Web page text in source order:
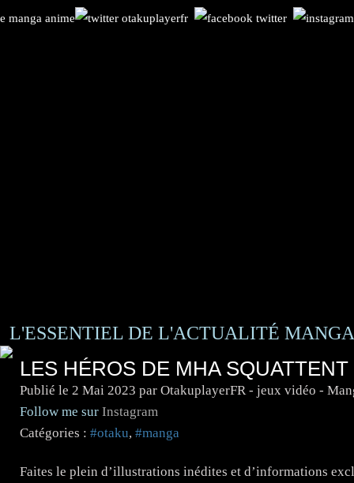
L'ESSENTIEL DE L'ACTUALITÉ
LES HÉROS DE MHA
Publié le 2 Mai 2023 par OtakuplayerFR - jeux vidéo -
Follow me sur Instagram
Catégories : #otaku, #manga
Faites le plein d’illustrations inédites et d’informations